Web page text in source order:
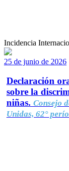
Incidencia
25 de junio de 2026
Declaración
sobre la
niñas. Consejo
Unidas, 62°